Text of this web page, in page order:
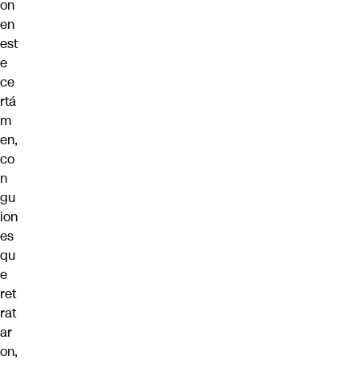
on
en
est
e
ce
rtá
m
en,
co
n
gu
ion
es
qu
e
ret
rat
ar
on,